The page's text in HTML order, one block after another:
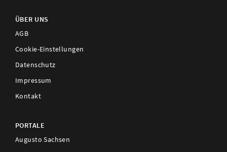
ÜBER UNS
AGB
Cookie-Einstellungen
Datenschutz
Impressum
Kontakt
PORTALE
Augusto Sachsen